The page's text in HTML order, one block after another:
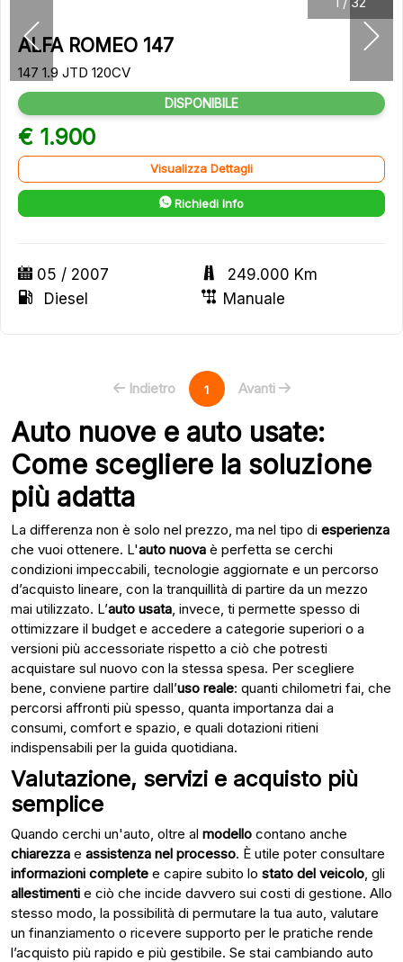
ALFA ROMEO 147
147 1.9 JTD 120CV
DISPONIBILE
€ 1.900
Visualizza Dettagli
Richiedi Info
05 / 2007
249.000 Km
Diesel
Manuale
Indietro 1 Avanti
Auto nuove e auto usate:
Come scegliere la soluzione
più adatta
La differenza non è solo nel prezzo, ma nel tipo di esperienza
che vuoi ottenere. L'auto nuova è perfetta se cerchi
condizioni impeccabili, tecnologie aggiornate e un percorso
d’acquisto lineare, con la tranquillità di partire da un mezzo
mai utilizzato. L’auto usata, invece, ti permette spesso di
ottimizzare il budget e accedere a categorie superiori o a
versioni più accessoriate rispetto a ciò che potresti
acquistare sul nuovo con la stessa spesa. Per scegliere
bene, conviene partire dall’uso reale: quanti chilometri fai, che
percorsi affronti più spesso, quanta importanza dai a
consumi, comfort e spazio, e quali dotazioni ritieni
indispensabili per la guida quotidiana.
Valutazione, servizi e acquisto più
semplice
Quando cerchi un'auto, oltre al modello contano anche
chiarezza e assistenza nel processo. È utile poter consultare
informazioni complete e capire subito lo stato del veicolo, gli
allestimenti e ciò che incide davvero sui costi di gestione. Allo
stesso modo, la possibilità di permutare la tua auto, valutare
un finanziamento o ricevere supporto per le pratiche rende
l’acquisto più rapido e più gestibile. Se stai cambiando auto